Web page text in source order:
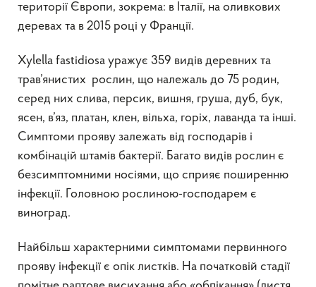
території Європи, зокрема: в Італії, на оливкових
деревах та в 2015 році у Франції.
Xylella fastidiosa уражує 359 видів деревних та
трав’янистих рослин, що належаль до 75 родин,
серед них слива, персик, вишня, груша, дуб, бук,
ясен, в’яз, платан, клен, вільха, горіх, лаванда та інші.
Симптоми прояву залежать від господарів і
комбінацій штамів бактерії. Багато видів рослин є
безсимптомними носіями, що сприяє поширенню
інфекції. Головною рослиною-господарем є
виноград.
Найбільш характерними симптомами первинного
прояву інфекції є опік листків. На початковій стадії